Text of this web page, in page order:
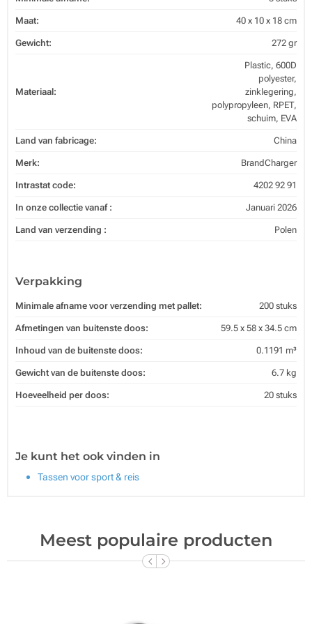
Maat: 40 x 10 x 18 cm
Gewicht: 272 gr
Materiaal:
Plastic, 600D
polyester,
zinklegering,
polypropyleen, RPET,
schuim, EVA
Land van fabricage: China
Merk: BrandCharger
Intrastat code: 4202 92 91
In onze collectie vanaf : Januari 2026
Land van verzending : Polen
Verpakking
Minimale afname voor verzending met pallet: 200 stuks
Afmetingen van buitenste doos: 59.5 x 58 x 34.5 cm
Inhoud van de buitenste doos: 0.1191 m³
Gewicht van de buitenste doos: 6.7 kg
Hoeveelheid per doos: 20 stuks
Je kunt het ook vinden in
Tassen voor sport & reis
Meest populaire producten